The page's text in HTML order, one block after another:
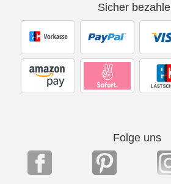
Sicher
Folge uns